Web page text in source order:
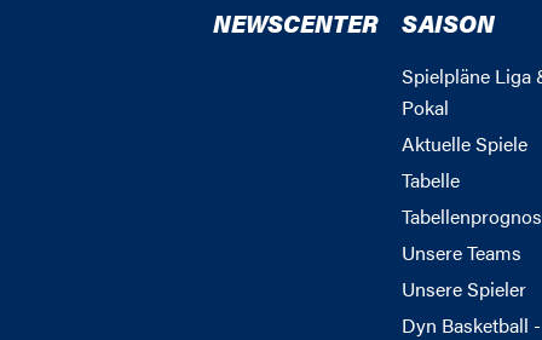
NEWSCENTER SAISON
Spielpläne Liga
Pokal
Aktuelle Spiele
Tabelle
Unsere Teams
Unsere Spieler
Dyn Basketball -